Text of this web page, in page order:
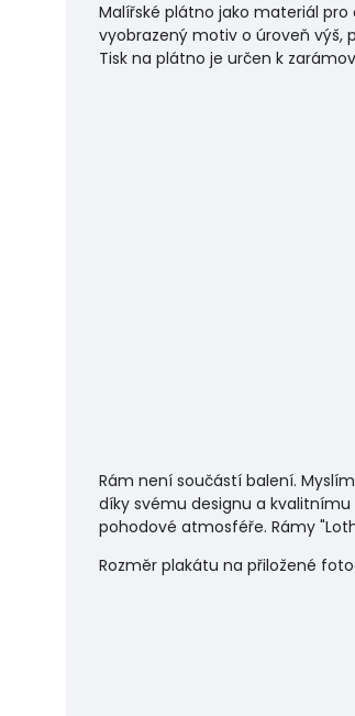
Malířské plátno jako materiál
vyobrazený motiv o úroveň výš,
Tisk na plátno je určen k
Rám není součástí balení.
díky svému designu a
pohodové atmosféře. Rámy
Rozměr plakátu na přiložené